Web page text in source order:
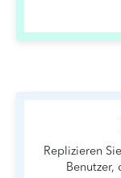
Replizieren
Benutzer,